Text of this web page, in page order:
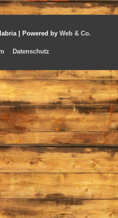
| Powered by Web & Co.
Datenschutz